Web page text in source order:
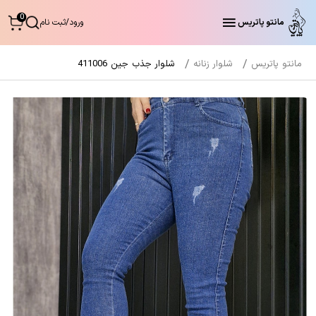
مانتو پاتریس ورود/ثبت نام 0
مانتو پاتریس شلوار زنانه شلوار جذب جین 411006